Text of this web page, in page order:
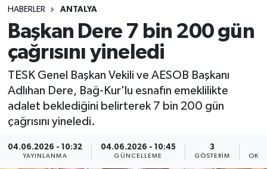
HABERLER ANTALYA
Başkan Dere 7 bin 200 gün
çağrısını yineledi
TESK Genel Başkan Vekili ve AESOB Başkanı
Adlıhan Dere, Bağ-Kur'lu esnafın emeklilikte
adalet beklediğini belirterek 7 bin 200 gün
çağrısını yineledi.
04.06.2026 - 10:32
YAYINLANMA
04.06.2026 - 10:45
GÜNCELLEME
3
GÖSTERIM